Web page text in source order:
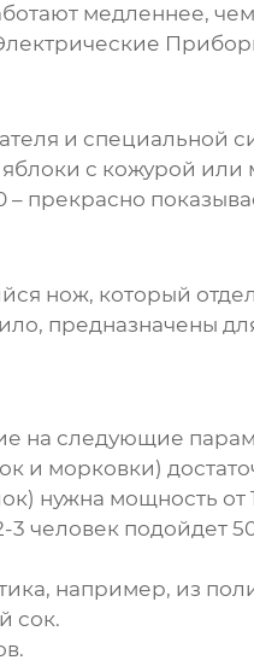
медленнее,
и специальной
с кожурой или
прекрасно
нож, который
предназначены
на следующие
и морковки)
нужна мощность от
человек подойдет
например, из
сок.